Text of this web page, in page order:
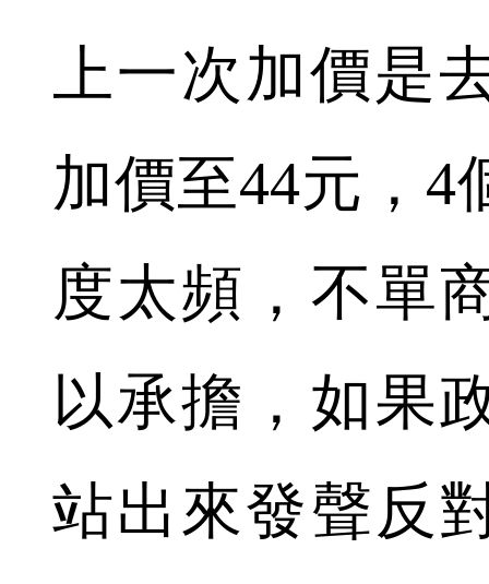
上一次加價是
加價至44元，4
度太頻，不單
以承擔，如果
站出來發聲反